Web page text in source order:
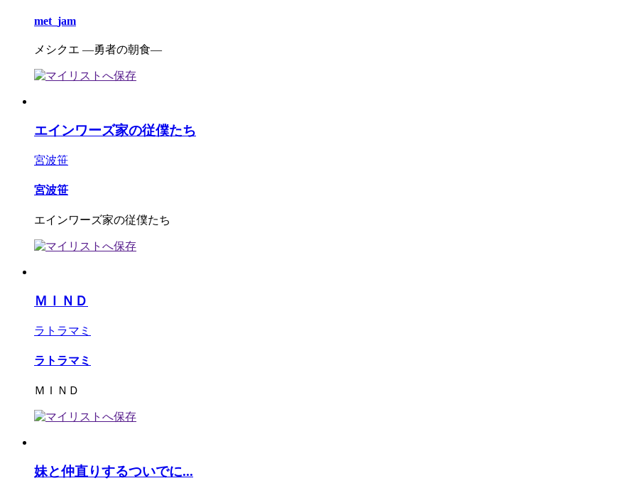
met_jam
メシクエ ―勇者の朝食―
エインワーズ家の従僕たち
宮波笹
宮波笹
エインワーズ家の従僕たち
ＭＩＮＤ
ラトラマミ
ラトラマミ
ＭＩＮＤ
妹と仲直りするついでに...